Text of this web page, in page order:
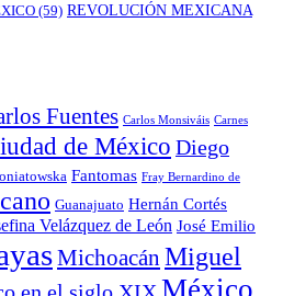
(59) REVOLUCIÓN MEXICANA
Fuentes Carlos Monsiváis Carnes
de México Diego
Fantomas Fray Bernardino de
Guanajuato Hernán Cortés
Velázquez de León José Emilio
Michoacán Miguel